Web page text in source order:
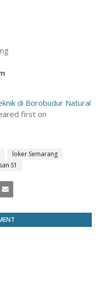
di Borobudur Natural
first on
loker Semarang
S1